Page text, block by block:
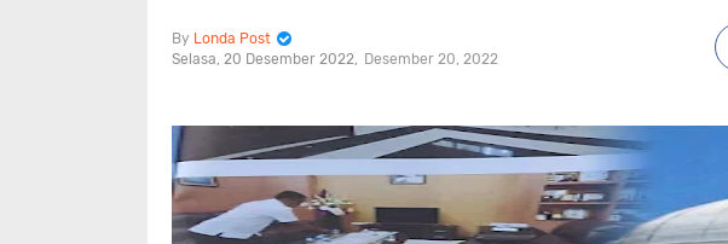
Londa Post
Selasa, 20 Desember 2022
Desember 20, 2022